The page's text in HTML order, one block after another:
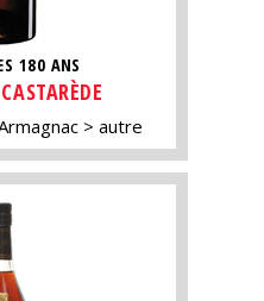
180 ANS
autre